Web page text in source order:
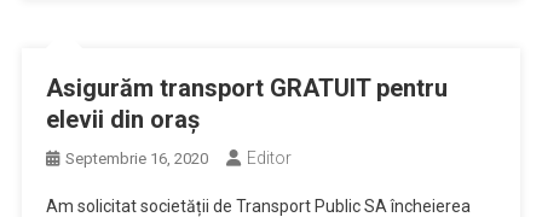
Asigurăm transport GRATUIT pentru
elevii din oraș
Septembrie 16, 2020 Editor
Am solicitat societății de Transport Public SA încheierea